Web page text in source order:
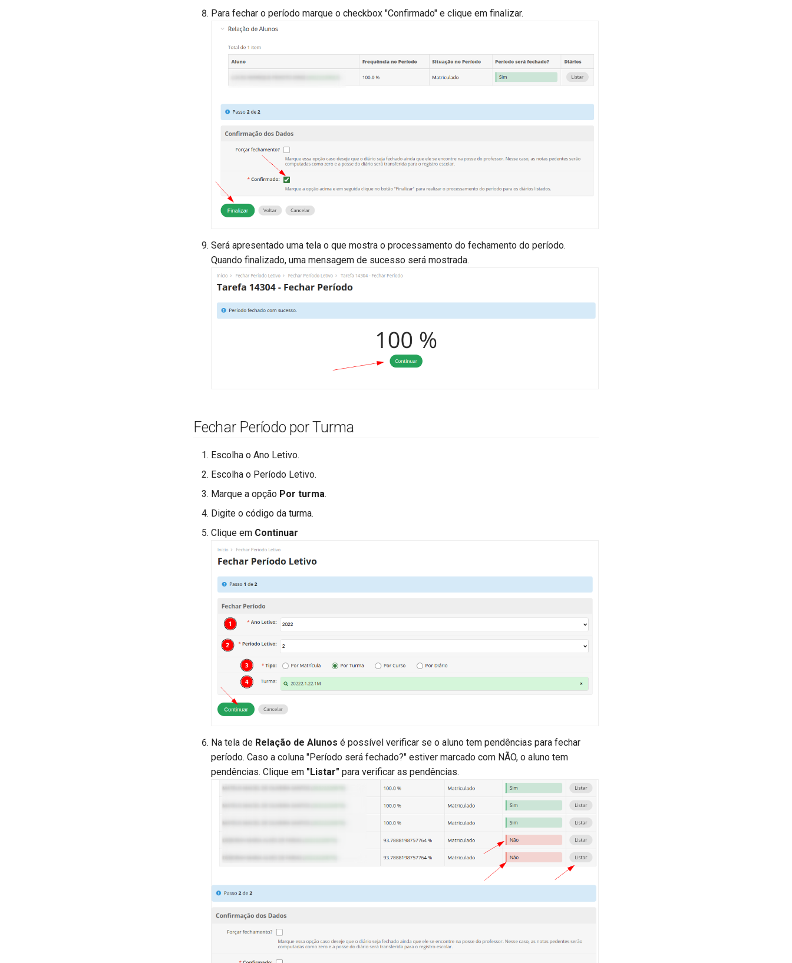
Para fechar o período marque o checkbox "Confirmado" e clique em finalizar.
Será apresentado uma tela o que mostra o processamento do fechamento do período.
Quando finalizado, uma mensagem de sucesso será mostrada.
Fechar Período por Turma
Escolha o Ano Letivo.
Escolha o Período Letivo.
Marque a opção Por turma.
Digite o código da turma.
Clique em Continuar
Na tela de Relação de Alunos é possível verificar se o aluno tem pendências para fechar
período. Caso a coluna "Período será fechado?" estiver marcado com NÃO, o aluno tem
pendências. Clique em "Listar" para verificar as pendências.